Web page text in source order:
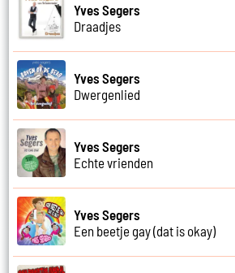
Yves Segers
Draadjes
Yves Segers
Dwergenlied
Yves Segers
Echte vrienden
Yves Segers
Een beetje gay (dat is okay)